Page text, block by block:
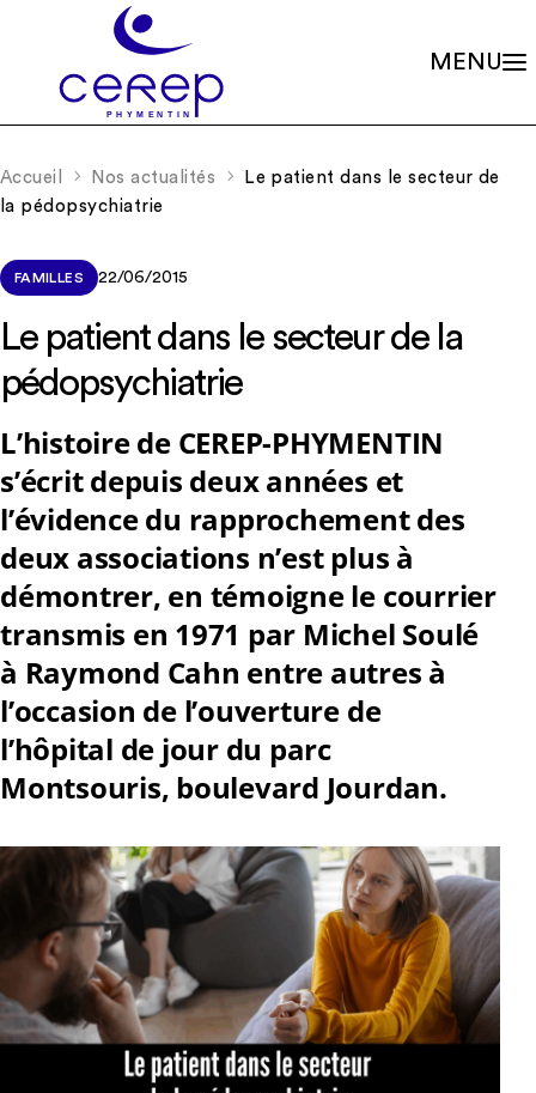
MENU
L'association
Gouvernance
Siège social
Démarche qualité
Partenariats
Rapports d’activité
Adhérer à l’association
Soutenir les projets
Nos valeurs et missions
Notre éthique
Les familles associées
Le soin psychique
Les soins en accueils de jour
Les soins en centres de consultations
La scolarité
La recherche
Offres d’emploi
Accueil Nos actualités
Le patient dans le secteur de
la pédopsychiatrie
FAMILLES 22/06/2015
Le patient dans le secteur de la
pédopsychiatrie
L’histoire de CEREP-PHYMENTIN
s’écrit depuis deux années et
l’évidence du rapprochement des
deux associations n’est plus à
démontrer, en témoigne le courrier
transmis en 1971 par Michel Soulé
à Raymond Cahn entre autres à
l’occasion de l’ouverture de
l’hôpital de jour du parc
Montsouris, boulevard Jourdan.